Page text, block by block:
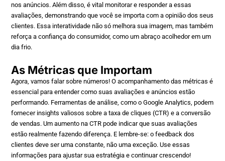
nos anúncios. Além disso, é vital monitorar e responder a essas
avaliações, demonstrando que você se importa com a opinião dos seus
clientes. Essa interatividade não só melhora sua imagem, mas também
reforça a confiança do consumidor, como um abraço acolhedor em um
dia frio.
As Métricas que Importam
Agora, vamos falar sobre números! O acompanhamento das métricas é
essencial para entender como suas avaliações e anúncios estão
performando. Ferramentas de análise, como o Google Analytics, podem
fornecer insights valiosos sobre a taxa de cliques (CTR) e a conversão
de vendas. Um aumento na CTR pode indicar que suas avaliações
estão realmente fazendo diferença. E lembre-se: o feedback dos
clientes deve ser uma constante, não uma exceção. Use essas
informações para ajustar sua estratégia e continuar crescendo!